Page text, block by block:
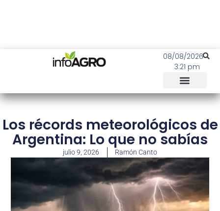
08/08/2026
3:21 pm
Los récords meteorológicos de
Argentina: Lo que no sabías
julio 9, 2026 Ramón Canto